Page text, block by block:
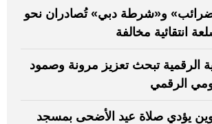
و«شرطة دبي» تُصادران نحو
الرقمية تبحث تعزيز مرونة وصمود
الرقمي
يؤدي صلاة عيد الأضحى بمسجد